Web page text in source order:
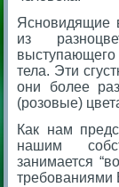
Ясновидящие
из
тела. Эти
они более
(розовые)
Как нам
нашим
занимается
требованиями